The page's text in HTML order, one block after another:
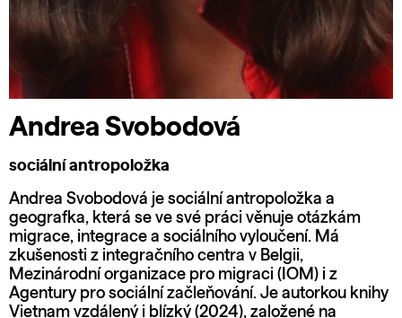
Andrea Svobodová
sociální antropoložka
Andrea Svobodová je sociální antropoložka a
geografka, která se ve své práci věnuje otázkám
migrace, integrace a sociálního vyloučení. Má
zkušenosti z integračního centra v Belgii,
Mezinárodní organizace pro migraci (IOM) i z
Agentury pro sociální začleňování. Je autorkou knihy
Vietnam vzdálený i blízký (2024), založené na